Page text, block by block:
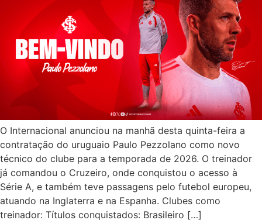
O Internacional anunciou na manhã desta quinta-feira a
contratação do uruguaio Paulo Pezzolano como novo
técnico do clube para a temporada de 2026. O treinador
já comandou o Cruzeiro, onde conquistou o acesso à
Série A, e também teve passagens pelo futebol europeu,
atuando na Inglaterra e na Espanha. Clubes como
treinador: Títulos conquistados: Brasileiro […]